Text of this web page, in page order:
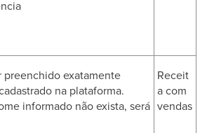
preenchido exatamente
na plataforma.
informado não exista, será
Receit
a com
vendas